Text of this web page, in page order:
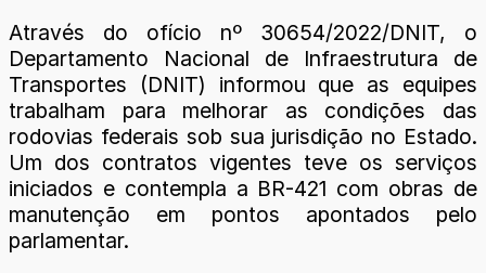
Através do ofício nº 30654/2022/DNIT, o
Departamento Nacional de Infraestrutura de
Transportes (DNIT) informou que as equipes
trabalham para melhorar as condições das
rodovias federais sob sua jurisdição no Estado.
Um dos contratos vigentes teve os serviços
iniciados e contempla a BR-421 com obras de
manutenção em pontos apontados pelo
parlamentar.